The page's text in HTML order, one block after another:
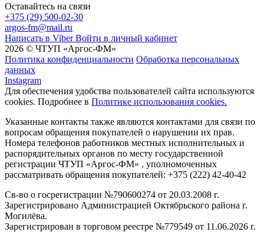
Оставайтесь на связи
+375 (29) 500-02-30
argos-fm@mail.ru
Написать в Viber Войти в личный кабинет
2026 © ЧТУП «Аргос-ФМ»
Политика конфиденциальности Обработка персональных
данных
Instagram
Для обеспечения удобства пользователей сайта используются
cookies. Подробнее в Политике использования cookies.
Указанные контакты также являются контактами для связи по
вопросам обращения покупателей о нарушении их прав.
Номера телефонов работников местных исполнительных и
распорядительных органов по месту государственной
регистрации ЧТУП «Аргос-ФМ» , уполномоченных
рассматривать обращения покупателей: +375 (222) 42-40-42
Св-во о госрегистрации №790600274 от 20.03.2008 г.
Зарегистрировано Администрацией Октябрьского района г.
Могилёва.
Зарегистрирован в торговом реестре №779549 от 11.06.2026 г.